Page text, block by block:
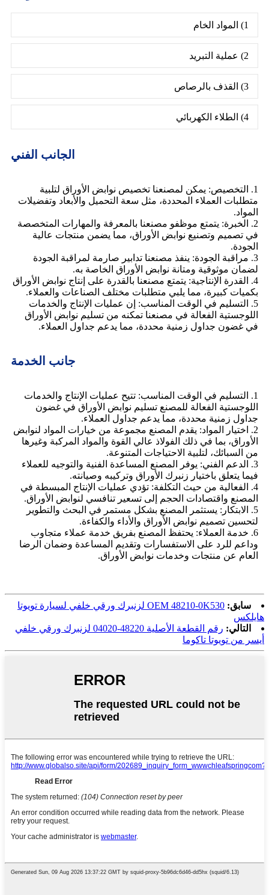
1) المواد الخام
2) عملية التبريد
3) القذف بالرصاص
4) الطلاء الكهربائي
الجانب الفني
1. التخصيص: يمكن لمصنعنا تخصيص نوابض الأوراق لتلبية
متطلبات العملاء المحددة، مثل سعة التحميل والأبعاد وتفضيلات
المواد.
2. الخبرة: يتمتع موظفو مصنعنا بالمعرفة والمهارات المتخصصة
في تصميم وتصنيع نوابض الأوراق، مما يضمن منتجات عالية
الجودة.
3. مراقبة الجودة: ينفذ مصنعنا تدابير صارمة لمراقبة الجودة
لضمان موثوقية ومتانة نوابض الأوراق الخاصة به.
4. القدرة الإنتاجية: يتمتع مصنعنا بالقدرة على إنتاج نوابض الأوراق
بكميات كبيرة، مما يلبي متطلبات مختلف الصناعات والعملاء.
5. التسليم في الوقت المناسب: إن عمليات الإنتاج والخدمات
اللوجستية الفعالة في مصنعنا تمكنه من تسليم نوابض الأوراق
في غضون جداول زمنية محددة، مما يدعم جداول العملاء.
جانب الخدمة
1. التسليم في الوقت المناسب: تتيح عمليات الإنتاج والخدمات
اللوجستية الفعالة للمصنع تسليم نوابض الأوراق في غضون
جداول زمنية محددة، مما يدعم جداول العملاء.
2. اختيار المواد: يقدم المصنع مجموعة من خيارات المواد لنوابض
الأوراق، بما في ذلك الفولاذ عالي القوة والمواد المركبة وغيرها
من السبائك، لتلبية الاحتياجات المتنوعة.
3. الدعم الفني: يوفر المصنع المساعدة الفنية والتوجيه للعملاء
فيما يتعلق باختيار زنبرك الأوراق وتركيبه وصيانته.
4. الفعالية من حيث التكلفة: تؤدي عمليات الإنتاج المبسطة في
المصنع واقتصادات الحجم إلى تسعير تنافسي لنوابض الأوراق.
5. الابتكار: يستثمر المصنع بشكل مستمر في البحث والتطوير
لتحسين تصميم نوابض الأوراق والأداء والكفاءة.
6. خدمة العملاء: يحتفظ المصنع بفريق خدمة عملاء متجاوب
وداعم للرد على الاستفسارات وتقديم المساعدة وضمان الرضا
العام عن منتجات وخدمات نوابض الأوراق.
سابق:
OEM 48210-0K530 لزنبرك ورقي خلفي لسيارة تويوتا
هايلكس
التالي:
رقم القطعة الأصلية 48220-04020 لزنبرك ورقي خلفي
أيسر من تويوتا تاكوما